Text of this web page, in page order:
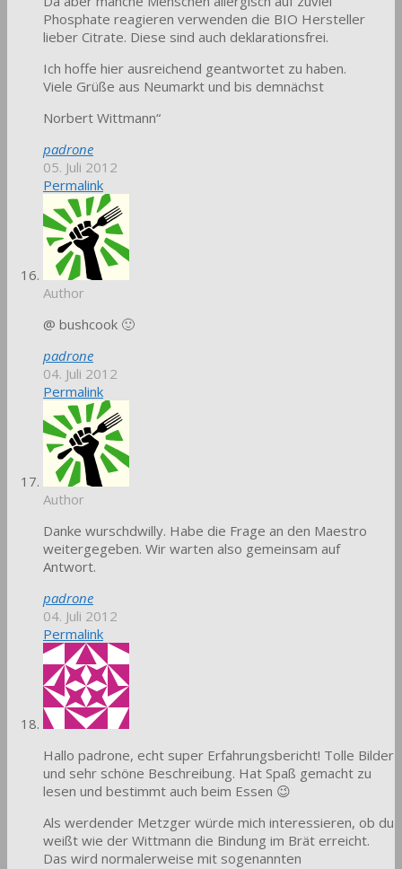
Phosphate reagieren verwenden die BIO Hersteller
lieber Citrate. Diese sind auch deklarationsfrei.
Ich hoffe hier ausreichend geantwortet zu haben.
Viele Grüße aus Neumarkt und bis demnächst
Norbert Wittmann“
padrone
05. Juli 2012
Permalink
Author
@ bushcook 🙂
padrone
04. Juli 2012
Permalink
Author
Danke wurschdwilly. Habe die Frage an den Maestro
weitergegeben. Wir warten also gemeinsam auf
Antwort.
padrone
04. Juli 2012
Permalink
Hallo padrone, echt super Erfahrungsbericht! Tolle Bilder
und sehr schöne Beschreibung. Hat Spaß gemacht zu
lesen und bestimmt auch beim Essen 😉
Als werdender Metzger würde mich interessieren, ob du
weißt wie der Wittmann die Bindung im Brät erreicht.
Das wird normalerweise mit sogenannten